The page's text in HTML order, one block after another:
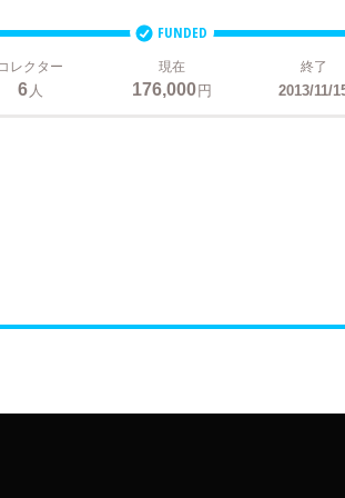
FUNDED
コレクター
6人
現在
176,000円
終了
2013/11/